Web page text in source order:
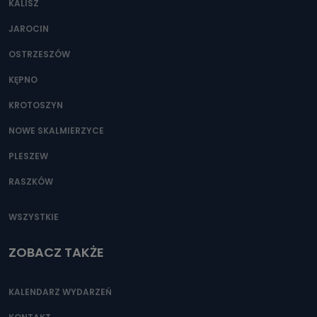
Można to zrobić pod numerem telefonu 62 735-51-05 lub
KALISZ
JAROCIN
OSTRZESZÓW
KĘPNO
KROTOSZYN
NOWE SKALMIERZYCE
PLESZEW
RASZKÓW
WSZYSTKIE
ZOBACZ TAKŻE
KALENDARZ WYDARZEŃ